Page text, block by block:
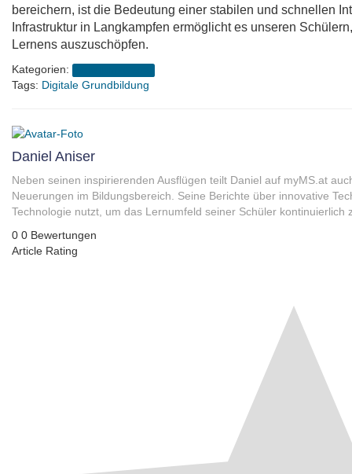
bereichern, ist die Bedeutung einer stabilen und schnellen
Infrastruktur in Langkampfen ermöglicht es unseren
Lernens auszuschöpfen.
Kategorien:
Tags: Digitale Grundbildung
Daniel Aniser
Neben seinen inspirierenden Ausflügen teilt Daniel auf myMS.at
Neuerungen im Bildungsbereich. Seine Berichte über innovative
Technologie nutzt, um das Lernumfeld seiner Schüler kontinuierlich
0 0 Bewertungen
Article Rating